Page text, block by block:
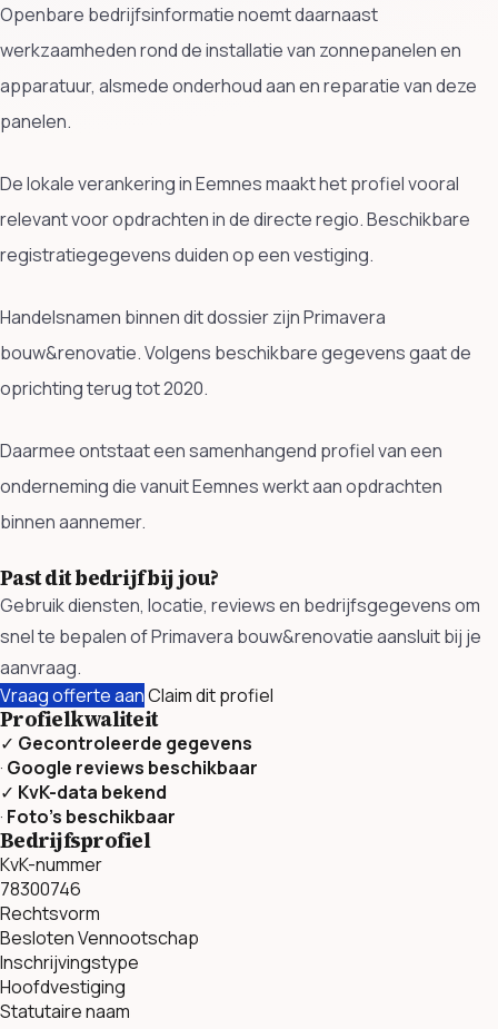
Openbare bedrijfsinformatie noemt daarnaast
werkzaamheden rond de installatie van zonnepanelen en
apparatuur, alsmede onderhoud aan en reparatie van deze
panelen.
De lokale verankering in Eemnes maakt het profiel vooral
relevant voor opdrachten in de directe regio. Beschikbare
registratiegegevens duiden op een vestiging.
Handelsnamen binnen dit dossier zijn Primavera
bouw&renovatie. Volgens beschikbare gegevens gaat de
oprichting terug tot 2020.
Daarmee ontstaat een samenhangend profiel van een
onderneming die vanuit Eemnes werkt aan opdrachten
binnen aannemer.
Past dit bedrijf bij jou?
Gebruik diensten, locatie, reviews en bedrijfsgegevens om
snel te bepalen of Primavera bouw&renovatie aansluit bij je
aanvraag.
Vraag offerte aanClaim dit profiel
Profielkwaliteit
✓ Gecontroleerde gegevens
· Google reviews beschikbaar
✓ KvK-data bekend
· Foto’s beschikbaar
Bedrijfsprofiel
KvK-nummer
78300746
Rechtsvorm
Besloten Vennootschap
Inschrijvingstype
Hoofdvestiging
Statutaire naam